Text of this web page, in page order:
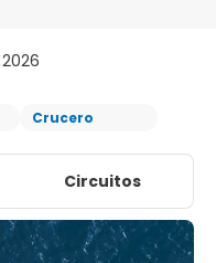
Crucero
Circuitos